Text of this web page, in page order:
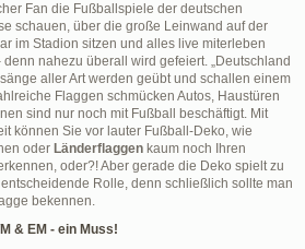
Fan die Fußballspiele der deutschen
schauen, über die große Leinwand auf der
im Stadion sitzen und alles live miterleben
nahezu überall wird gefeiert. „Deutschland
aller Art werden geübt und schallen einem
Flaggen schmücken Autos, Haustüren
sind nur noch mit Fußball beschäftigt. Mit
können Sie vor lauter Fußball-Deko, wie
oder Länderflaggen kaum noch Ihren
oder?! Aber gerade die Deko spielt zu
Rolle, denn schließlich sollte man
bekennen.
& EM - ein Muss!